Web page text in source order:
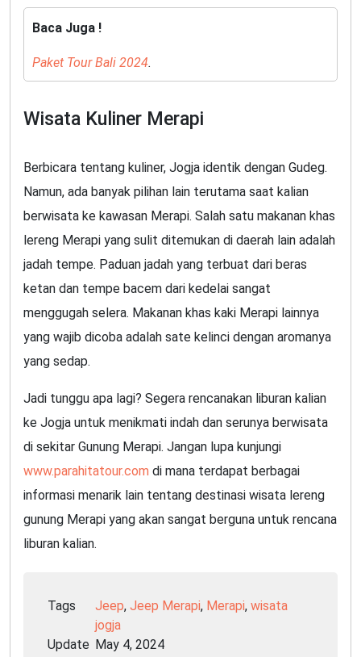
Baca Juga !
Paket Tour Bali 2024.
Wisata Kuliner Merapi
Berbicara tentang kuliner, Jogja identik dengan Gudeg.
Namun, ada banyak pilihan lain terutama saat kalian
berwisata ke kawasan Merapi. Salah satu makanan khas
lereng Merapi yang sulit ditemukan di daerah lain adalah
jadah tempe. Paduan jadah yang terbuat dari beras
ketan dan tempe bacem dari kedelai sangat
menggugah selera. Makanan khas kaki Merapi lainnya
yang wajib dicoba adalah sate kelinci dengan aromanya
yang sedap.
Jadi tunggu apa lagi? Segera rencanakan liburan kalian
ke Jogja untuk menikmati indah dan serunya berwisata
di sekitar Gunung Merapi. Jangan lupa kunjungi
www.parahitatour.com di mana terdapat berbagai
informasi menarik lain tentang destinasi wisata lereng
gunung Merapi yang akan sangat berguna untuk rencana
liburan kalian.
Tags Jeep, Jeep Merapi, Merapi, wisata
jogja
Update May 4, 2024